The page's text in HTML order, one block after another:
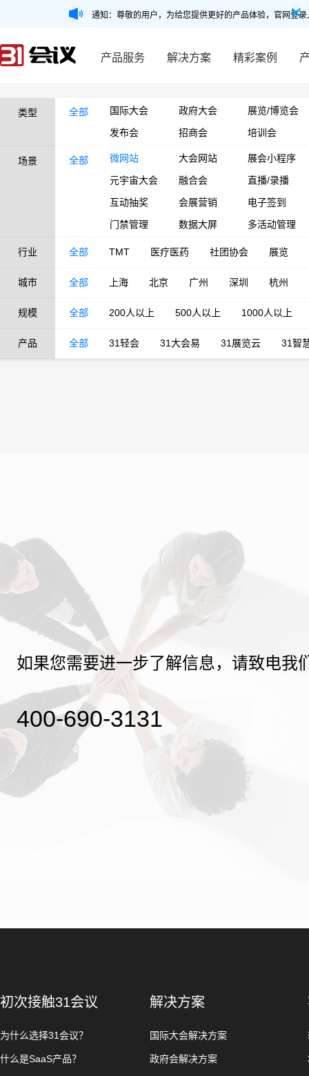
通知：尊敬的用户，为给您提供更好的产品体验，官网登
产品服务 解决方案 精彩案例
类型 全部 国际大会 政府大会
展览/博览会
发布会
招商会 培训会
场景 全部 微网站 大会网站
展会小程序
元宇宙大会
融合会
直播/录播
互动抽奖
会展营销
电子签到
门禁管理
数据大屏 多活动管理
行业 全部 TMT 医疗医药 社团协会 展览
城市 全部 上海 北京 广州 深圳 杭州
规模 全部 200人以上 500人以上 1000人以上
产品 全部 31轻会 31大会易 31展览云 31智
如果您需要进一步了解信息，请致电我
400-690-3131
初次接触31会议
为什么选择31会议？
什么是SaaS产品？
解决方案
国际大会解决方案
政府会解决方案